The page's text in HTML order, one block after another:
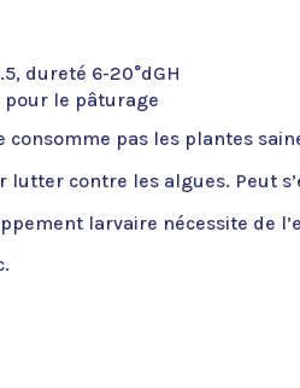
dureté 6-20°dGH
pour le pâturage
pas les plantes
contre les algues. Peut
larvaire nécessite de